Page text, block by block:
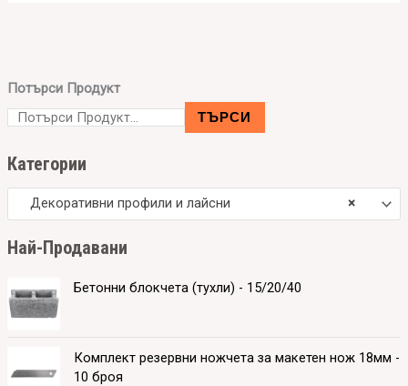
Потърси Продукт
ТЪРСИ
Категории
×
Декоративни профили и лайсни
Hай-Продавани
Бетонни блокчета (тухли) - 15/20/40
Комплект резервни ножчета за макетен нож 18мм -
10 броя